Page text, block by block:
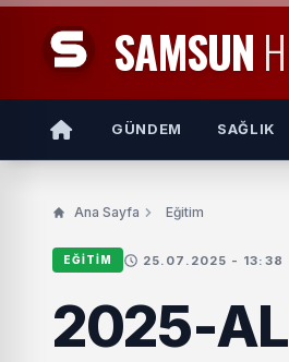
SAMSUN
GÜNDEM SAĞLIK
Ana Sayfa Eğitim
EĞITIM 25.07.2025 - 13:38
2025-